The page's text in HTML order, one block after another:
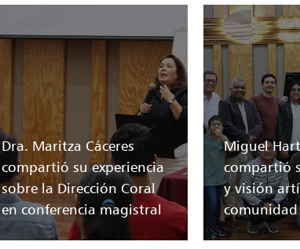
Dra. Maritza Cáceres
compartió su experiencia
sobre la Dirección Coral
en conferencia magistral
Miguel
compartió
y visión